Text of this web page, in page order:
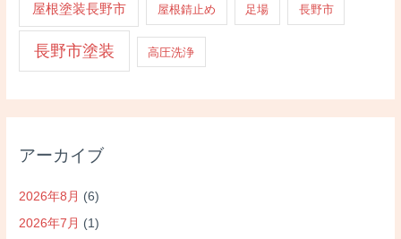
屋根塗装長野市 屋根錆止め 足場 長野市
長野市塗装 高圧洗浄
アーカイブ
2026年8月 (6)
2026年7月 (1)